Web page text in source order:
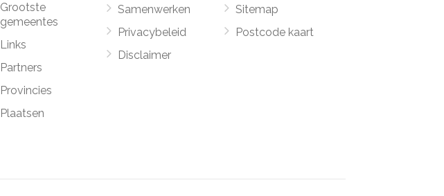
Grootste
gemeentes
Links
Partners
Provincies
Plaatsen
Samenwerken
Privacybeleid
Disclaimer
Sitemap
Postcode kaart